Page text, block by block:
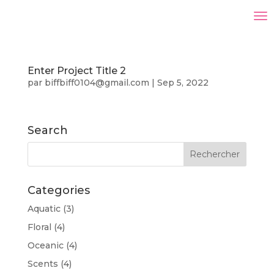
Enter Project Title 2
par biffbiff0104@gmail.com | Sep 5, 2022
Search
Categories
Aquatic(3)
Floral (4)
Oceanic(4)
Scents (4)